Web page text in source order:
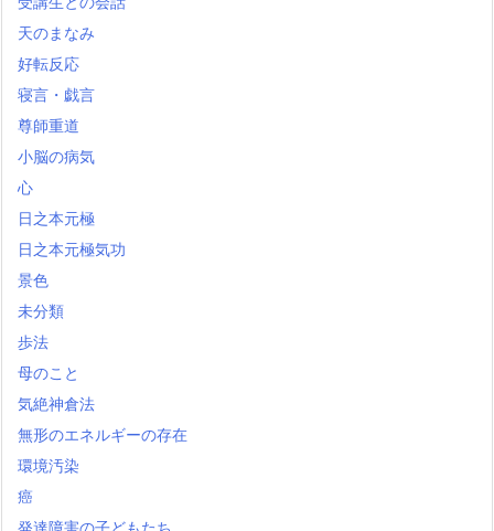
天のまなみ
好転反応
寝言・戯言
尊師重道
小脳の病気
心
日之本元極
日之本元極気功
景色
未分類
歩法
母のこと
気絶神倉法
無形のエネルギーの存在
環境汚染
癌